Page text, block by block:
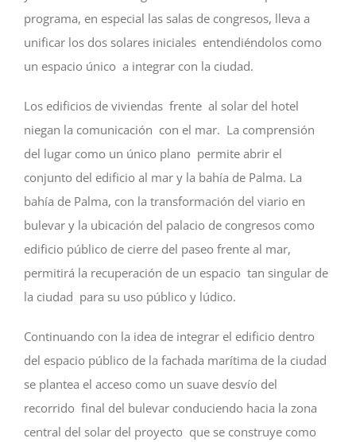
programa, en especial las salas de congresos, lleva a
unificar los dos solares iniciales entendiéndolos como
un espacio único a integrar con la ciudad.
Los edificios de viviendas frente al solar del hotel
niegan la comunicación con el mar. La comprensión
del lugar como un único plano permite abrir el
conjunto del edificio al mar y la bahía de Palma. La
bahía de Palma, con la transformación del viario en
bulevar y la ubicación del palacio de congresos como
edificio público de cierre del paseo frente al mar,
permitirá la recuperación de un espacio tan singular de
la ciudad para su uso público y lúdico.
Continuando con la idea de integrar el edificio dentro
del espacio público de la fachada marítima de la ciudad
se plantea el acceso como un suave desvío del
recorrido final del bulevar conduciendo hacia la zona
central del solar del proyecto que se construye como